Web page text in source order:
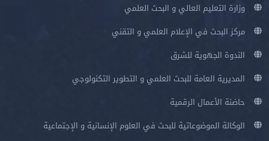
وزارة التعليم العالي و البحث العلمي
مركز البحث في الإعلام العلمي و التقني
الندوة الجهوية للشرق
المديرية العامة للبحث العلمي و التطوير التكنولوجي
حاضنة الأعمال الرقمية
الوكالة الموضوعاتية للبحث في العلوم الإنسانية و الإجتماعية